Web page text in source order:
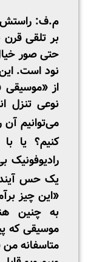
م.ف: راستش
بر تلقی
حتی صور
نود است.
از «موسیقی
نوعی تنزل
می‌توانیم آن
کنیم؟ یا
رادیوفونیک
یک حس
«این چیز
به چنین
موسیقی‌ که
متاسفانه